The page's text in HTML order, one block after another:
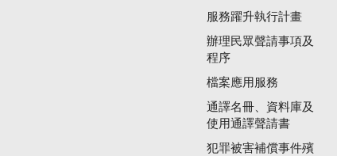
服務躍升執行計畫
辦理民眾聲請事項及
程序
檔案應用服務
通譯名冊、資料庫及
使用通譯聲請書
犯罪被害補償事件殯